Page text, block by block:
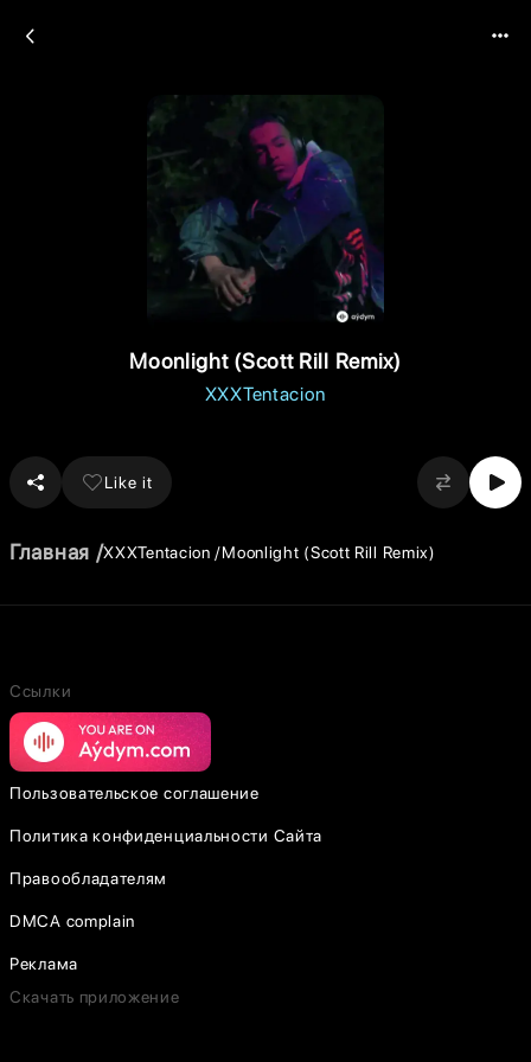
Moonlight (Scott Rill Remix)
XXXTentacion
Like it
Главная XXXTentacion Moonlight (Scott Rill Remix)
Ссылки
Пользовательское соглашение
Политика конфиденциальности Сайта
Правообладателям
DMCA complain
Реклама
Скачать приложение